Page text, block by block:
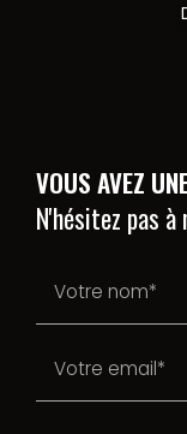
VOUS AVEZ
N'hésitez pas à